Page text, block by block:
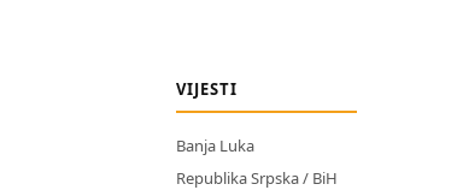
VIJESTI
Banja Luka
Republika Srpska / BiH